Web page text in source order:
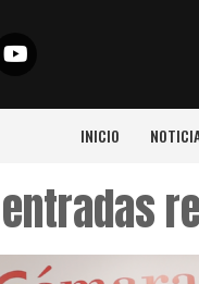
INICIO